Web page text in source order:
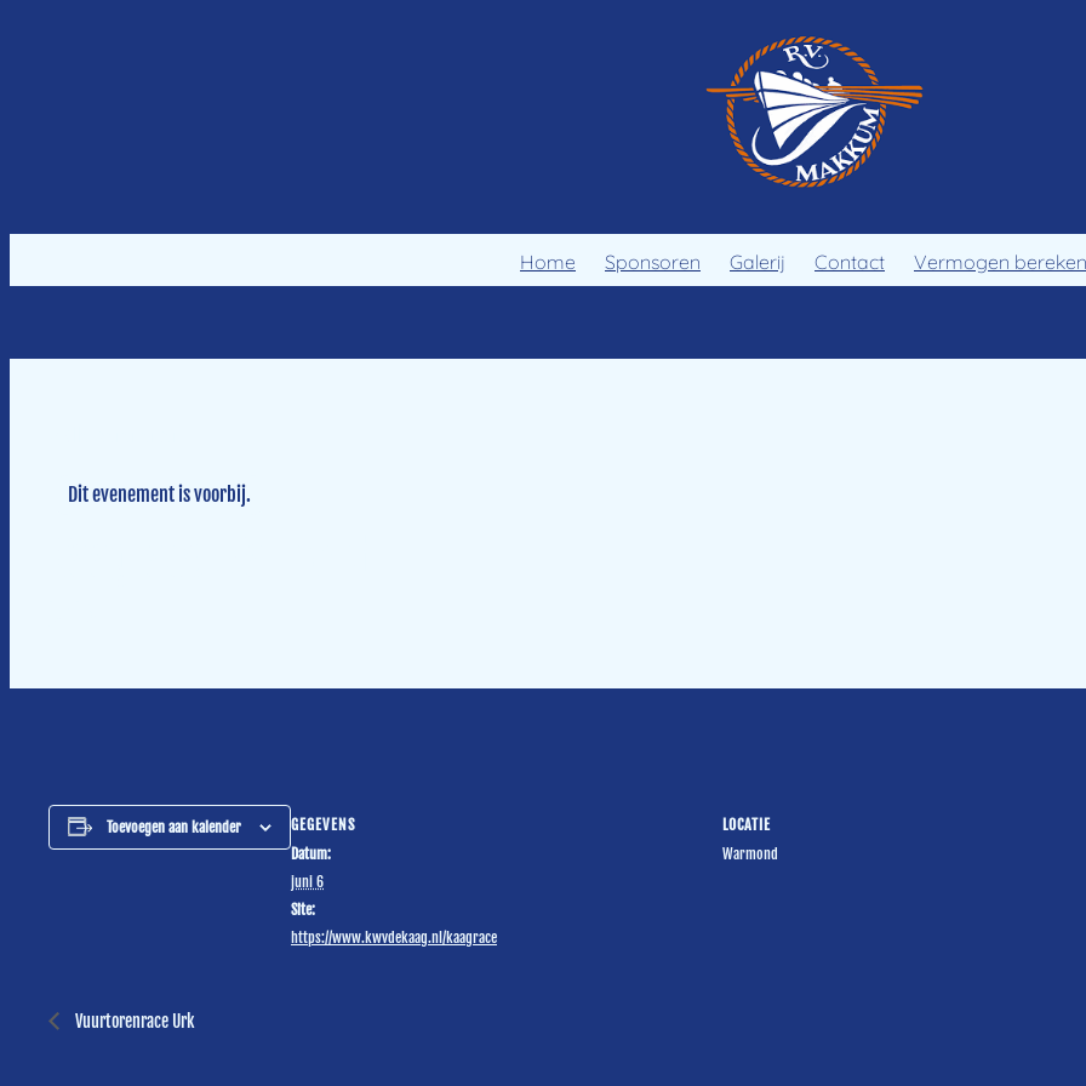
Home Sponsoren Galerij Contact Vermogen
Dit evenement is voorbij.
Toevoegen aan kalender
GEGEVENS
Datum:
juni 6
Site:
https://www.kwvdekaag.nl/kaagrace
LOCATIE
Warmond
Vuurtorenrace Urk